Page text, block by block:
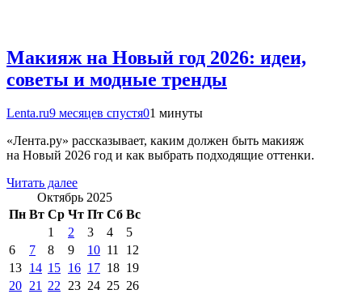
Макияж на Новый год 2026: идеи,
советы и модные тренды
Lenta.ru9 месяцев спустя01 минуты
«Лента.ру» рассказывает, каким должен быть макияж
на Новый 2026 год и как выбрать подходящие оттенки.
Читать далее
Октябрь 2025
Пн Вт Ср Чт Пт Сб Вс
1
2 3 4
5
6
7 8 9 10 11
12
13 14 15 16 17 18 19
20 21 22 23 24 25 26